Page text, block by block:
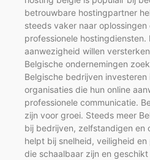
betrouwbare hostingpartner
steeds vaker naar
professionele
aanwezigheid willen
Belgische ondernemingen
Belgische bedrijven
organisaties die hun online
professionele communicatie.
zijn voor groei. Steeds meer
bij bedrijven, zelfstandigen en
helpt bij snelheid, veiligheid
die schaalbaar zijn en